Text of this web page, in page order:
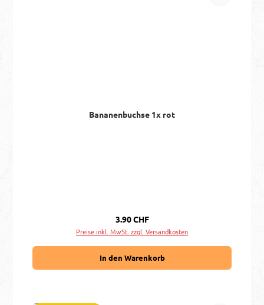
Bananenbuchse 1x rot
Regulärer Preis:
3.90 CHF
Preise inkl. MwSt. zzgl. Versandkosten
In den Warenkorb